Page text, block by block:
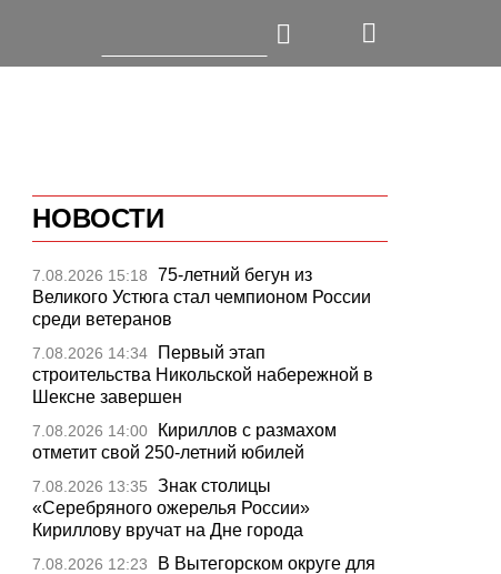
НОВОСТИ
7.08.2026 15:18
75-летний бегун из
Великого Устюга стал чемпионом России
среди ветеранов
7.08.2026 14:34
Первый этап
строительства Никольской набережной в
Шексне завершен
7.08.2026 14:00
Кириллов с размахом
отметит свой 250-летний юбилей
7.08.2026 13:35
Знак столицы
«Серебряного ожерелья России»
Кириллову вручат на Дне города
7.08.2026 12:23
В Вытегорском округе для